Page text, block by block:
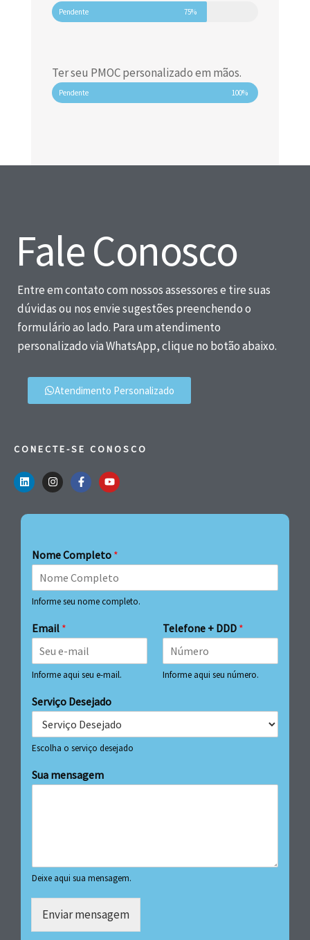
Pendente 75%
Ter seu PMOC personalizado em mãos.
Pendente 100%
Fale Conosco
Entre em contato com nossos assessores e tire suas
dúvidas ou nos envie sugestões preenchendo o
formulário ao lado. Para um atendimento
personalizado via WhatsApp, clique no botão abaixo.
Atendimento Personalizado
CONECTE-SE CONOSCO
Nome Completo *
Informe seu nome completo.
Email *
Informe aqui seu e-mail.
Telefone + DDD *
Informe aqui seu número.
Serviço Desejado
Escolha o serviço desejado
Sua mensagem
Deixe aqui sua mensagem.
Enviar mensagem